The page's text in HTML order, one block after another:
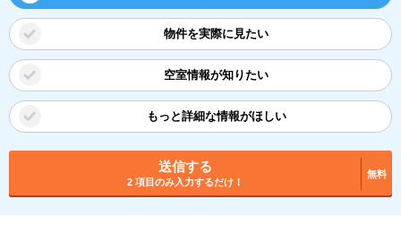
物件を実際に見たい
空室情報が知りたい
もっと詳細な情報がほしい
送信する
2 項目のみ入力するだけ！
無料